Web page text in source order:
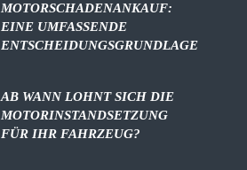
MOTORSCHADENANKAUF:
EINE UMFASSENDE
ENTSCHEIDUNGSGRUNDLAGE
AB WANN LOHNT SICH DIE
MOTORINSTANDSETZUNG
FÜR IHR FAHRZEUG?